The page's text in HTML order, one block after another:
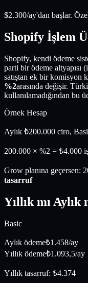
$2.300/ay'dan başlar.
Shopify İşlem
Shopify, kendi ödeme
parti bir ödeme altyapısı
satıştan ek bir komisyon
%2arasında değişir.
kullanılamadığından bu
Örnek Hesap
Aylık ₺200.000 ciro,
200.000 × %2 = ₺4.000
Grow planına geçersen:
tasarruf
Yıllık mı Aylık
Basic
Aylık ödeme₺1.458/ay
Yıllık ödeme₺1.093,5/ay
Yıllık tasarruf: ₺4.374